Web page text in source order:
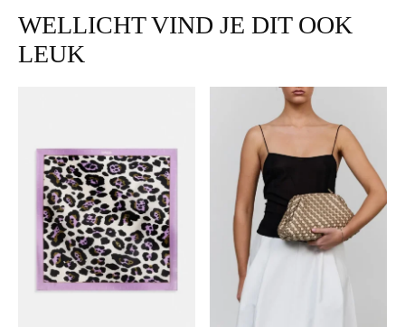
261TA4220
13260
WELLICHT VIND JE DIT OOK
LEUK